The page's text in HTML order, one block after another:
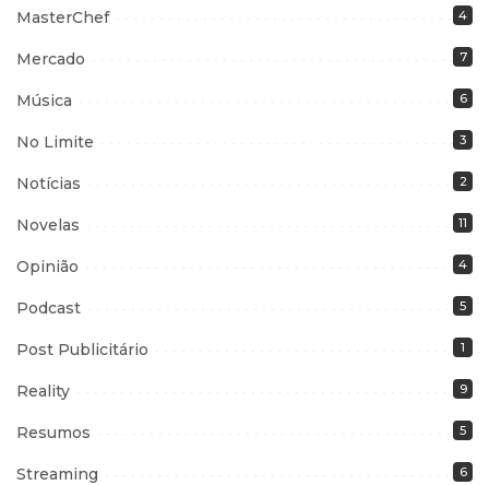
MasterChef 4
Mercado 7
Música 6
No Limite 3
Notícias 2
Novelas 11
Opinião 4
Podcast 5
Post Publicitário 1
Reality 9
Resumos 5
Streaming 6